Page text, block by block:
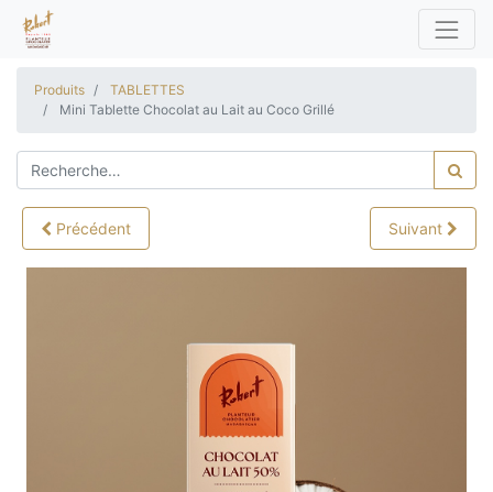
Produits
TABLETTES
Mini Tablette Chocolat au Lait au Coco Grillé
Précédent Suivant